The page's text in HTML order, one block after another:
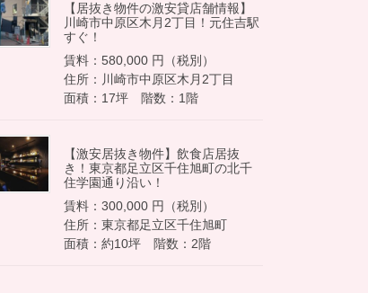
【居抜き物件の激安貸店舗情報】
川崎市中原区木月2丁目！元住吉駅
すぐ！
賃料：580,000 円（税別）
住所：川崎市中原区木月2丁目
面積：17坪 階数：1階
【激安居抜き物件】飲食店居抜
き！東京都足立区千住旭町の北千
住学園通り沿い！
賃料：300,000 円（税別）
住所：東京都足立区千住旭町
面積：約10坪 階数：2階